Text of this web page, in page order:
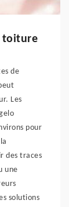
toiture
de
Les
pour
des traces
une
solutions